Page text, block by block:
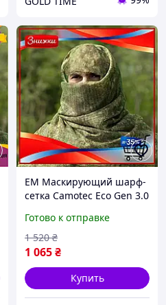
EM Маскирующий шарф-
сетка Camotec Eco Gen 3.0
снайперов защита лица и
головы MAR_K
Готово к отправке
1 065₴
1 520 ₴
Купить